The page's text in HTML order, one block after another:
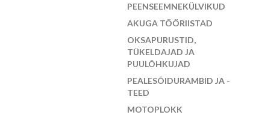
PEENSEEMNEKÜLVIKUD
AKUGA TÖÖRIISTAD
OKSAPURUSTID,
TÜKELDAJAD JA
PUULÕHKUJAD
PEALESÕIDURAMBID JA -
TEED
MOTOPLOKK